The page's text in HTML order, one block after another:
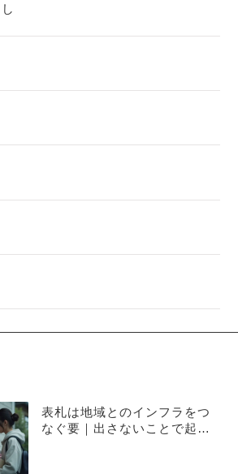
表札は地域とのインフラをつ
なぐ要｜出さないことで起き